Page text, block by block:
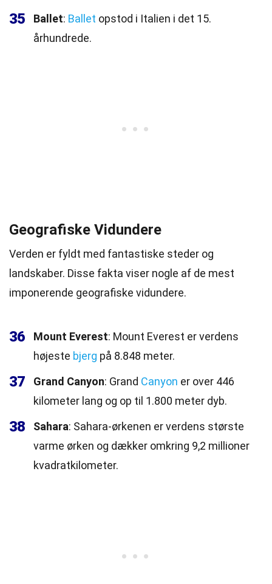
35 Ballet: Ballet opstod i Italien i det 15.
århundrede.
Geografiske Vidundere
Verden er fyldt med fantastiske steder og
landskaber. Disse fakta viser nogle af de mest
imponerende geografiske vidundere.
36 Mount Everest: Mount Everest er verdens
højeste bjerg på 8.848 meter.
37 Grand Canyon: Grand Canyon er over 446
kilometer lang og op til 1.800 meter dyb.
38 Sahara: Sahara-ørkenen er verdens største
varme ørken og dækker omkring 9,2 millioner
kvadratkilometer.